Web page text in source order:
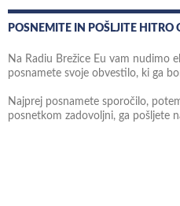
POSNEMITE IN POŠLJITE HITRO
Na Radiu Brežice Eu vam nudimo
posnamete svoje obvestilo, ki ga
Najprej posnamete sporočilo,
posnetkom zadovoljni, ga pošljete